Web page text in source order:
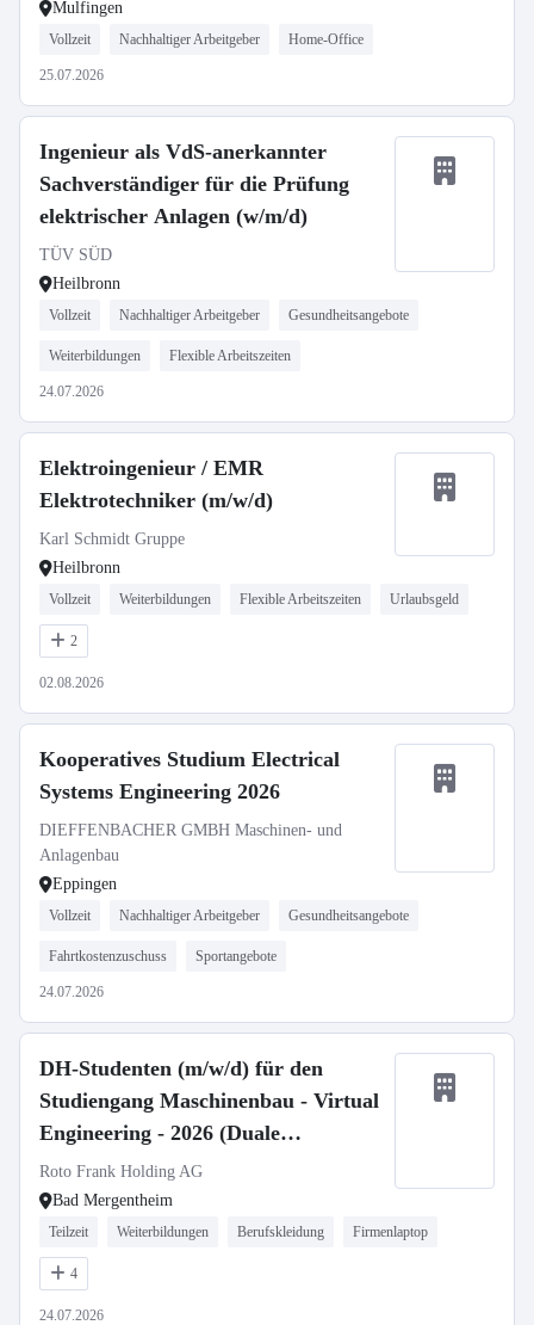
Mulfingen
Vollzeit Nachhaltiger Arbeitgeber Home-Office
25.07.2026
Ingenieur als VdS-anerkannter
Sachverständiger für die Prüfung
elektrischer Anlagen (w/m/d)
TÜV SÜD
Heilbronn
Vollzeit Nachhaltiger Arbeitgeber Gesundheitsangebote
Weiterbildungen Flexible Arbeitszeiten
24.07.2026
Elektroingenieur / EMR
Elektrotechniker (m/w/d)
Karl Schmidt Gruppe
Heilbronn
Vollzeit Weiterbildungen Flexible Arbeitszeiten Urlaubsgeld
2
02.08.2026
Kooperatives Studium Electrical
Systems Engineering 2026
DIEFFENBACHER GMBH Maschinen- und
Anlagenbau
Eppingen
Vollzeit Nachhaltiger Arbeitgeber Gesundheitsangebote
Fahrtkostenzuschuss Sportangebote
24.07.2026
DH-Studenten (m/w/d) für den
Studiengang Maschinenbau - Virtual
Engineering - 2026 (Duale
Hochschule Mosbach)
Roto Frank Holding AG
Bad Mergentheim
Teilzeit Weiterbildungen Berufskleidung Firmenlaptop
4
24.07.2026